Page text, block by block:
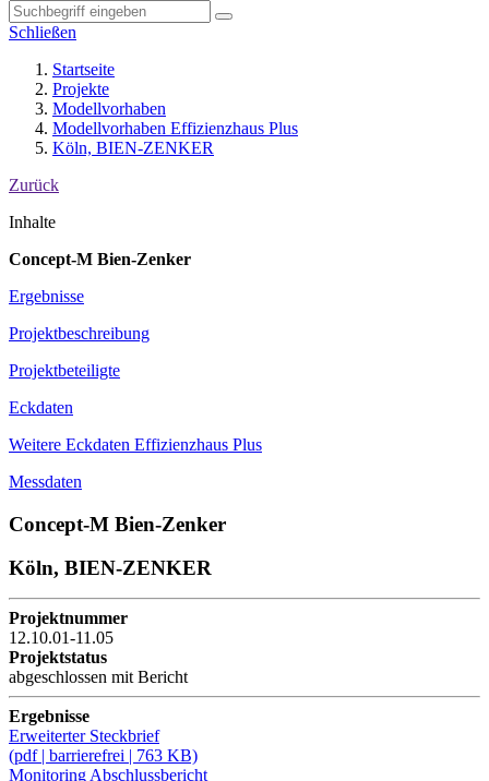
Schließen
Startseite
Projekte
Modellvorhaben
Modellvorhaben Effizienzhaus Plus
Köln, BIEN-ZENKER
Zurück
Inhalte
Concept-M Bien-Zenker
Ergebnisse
Projektbeschreibung
Projektbeteiligte
Eckdaten
Weitere Eckdaten Effizienzhaus Plus
Messdaten
Concept-M Bien-Zenker
Köln, BIEN-ZENKER
Projektnummer
12.10.01-11.05
Projektstatus
abgeschlossen mit Bericht
Ergebnisse
Erweiterter Steckbrief
(pdf | barrierefrei | 763 KB)
Monitoring Abschlussbericht